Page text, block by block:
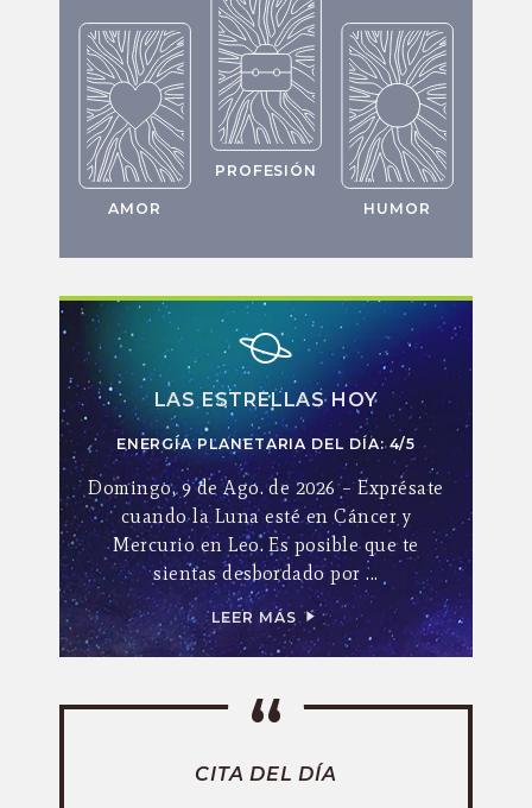
AMOR
PROFESIÓN
HUMOR
LAS ESTRELLAS HOY
ENERGÍA PLANETARIA DEL DÍA: 4/5
Domingo, 9 de Ago. de 2026 – Exprésate
cuando la Luna esté en Cáncer y
Mercurio en Leo. Es posible que te
sientas desbordado por ...
LEER MÁS
CITA DEL DÍA